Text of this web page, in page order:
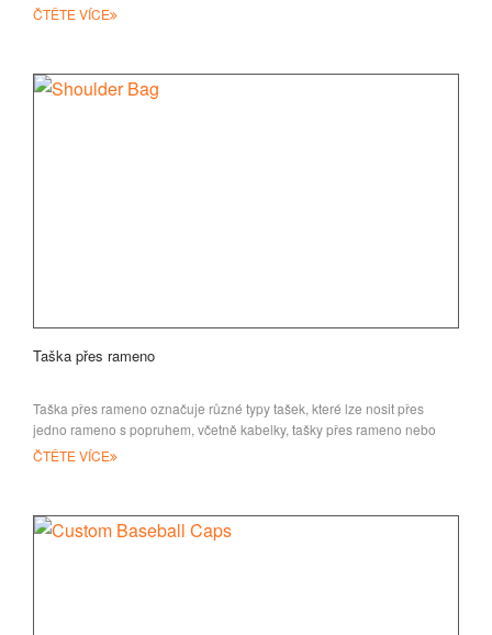
ČTĚTE VÍCE
Taška přes rameno
Taška přes rameno označuje různé typy tašek, které lze nosit přes
jedno rameno s popruhem, včetně kabelky, tašky přes rameno nebo
carrya
ČTĚTE VÍCE